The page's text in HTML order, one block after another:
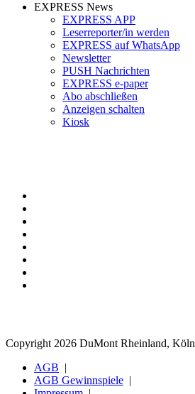
EXPRESS News
EXPRESS APP
Leserreporter/in werden
EXPRESS auf WhatsApp
Newsletter
PUSH Nachrichten
EXPRESS e-paper
Abo abschließen
Anzeigen schalten
Kiosk
Copyright 2026 DuMont Rheinland, Köln
AGB
AGB Gewinnspiele